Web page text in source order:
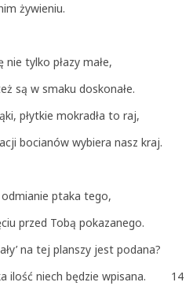
żywieniu.
nie tylko płazy małe,
są w smaku doskonałe.
płytkie mokradła to raj,
bocianów wybiera nasz kraj.
ptaka tego,
przed Tobą pokazanego.
na tej planszy jest podana?
ilość niech będzie wpisana. 14